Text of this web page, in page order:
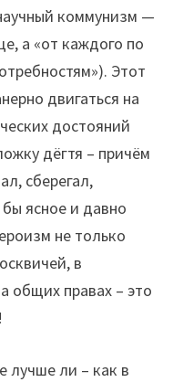
коммунизм —
а «от каждого по
Этот
двигаться на
достояний
дёгтя – причём
сберегал,
ясное и давно
не только
в
общих правах – это
лучше ли – как в